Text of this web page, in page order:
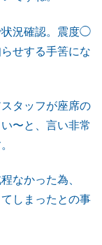
状況確認。震度◯
せする手筈にな
タッフが座席の
〜と、言い非常
なかった為、
しまったとの事